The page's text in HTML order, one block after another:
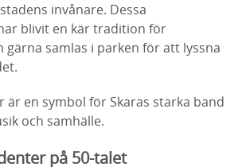
invånare. Dessa
blivit en kär tradition för
gärna samlas i parken för att lyssna
är en symbol för Skaras starka band
och samhälle.
på 50-talet